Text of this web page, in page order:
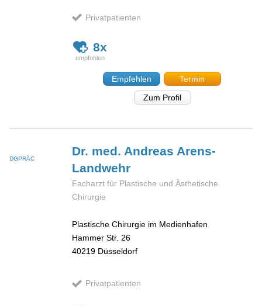
Privatpatienten
8x
Empfehlen
Termin
Zum Profil
DGPRÄC
Dr. med. Andreas Arens-
Landwehr
Facharzt für Plastische und Ästhetische
Chirurgie
Plastische Chirurgie im Medienhafen
Hammer Str. 26
40219 Düsseldorf
Privatpatienten